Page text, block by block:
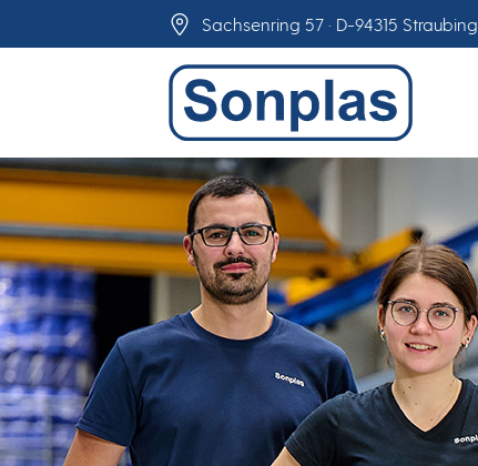
to
Sachsenring 57 · D-94315 Straubing